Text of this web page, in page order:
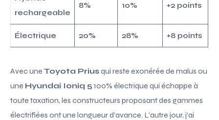
rechargeable
8% 10% +2 points
Électrique 20% 28% +8 points
Avec uneToyota Priusqui reste exonérée de malus ou
une Hyundai Ioniq 5 100% électrique qui échappe à
toute taxation, les constructeurs proposant des gammes
électrifiées ont une longueur d’avance. L’autre jour, j’ai